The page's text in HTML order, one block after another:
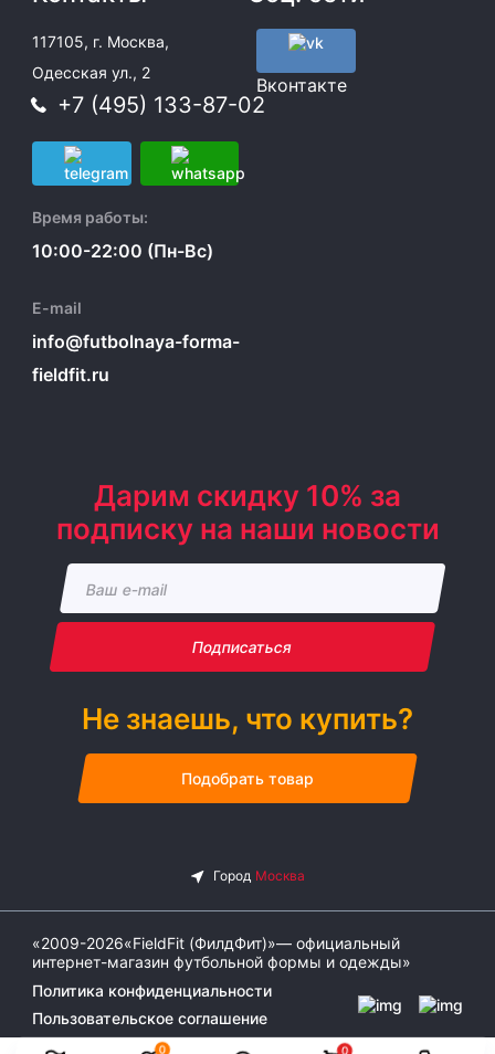
0 0
117105, г. Москва,
Одесская ул., 2
+7 (495) 133-87-02
Время работы:
10:00-22:00 (Пн-Вс)
E-mail
info@futbolnaya-forma-
fieldfit.ru
Вконтакте
Дарим скидку 10% за
подписку на наши новости
Подписаться
Не знаешь, что купить?
Подобрать товар
«2009-2026«FieldFit (ФилдФит)»— официальный
интернет-магазин футбольной формы и одежды»
Политика конфиденциальности
Пользовательское соглашение